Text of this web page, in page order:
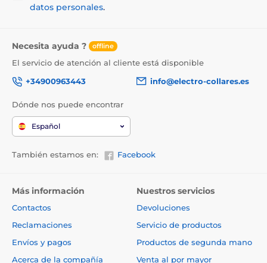
datos personales.
Necesita ayuda ? offline
El servicio de atención al cliente está disponible
+34900963443
info@electro-collares.es
Dónde nos puede encontrar
Español
También estamos en: Facebook
Más información
Contactos
Reclamaciones
Envíos y pagos
Acerca de la compañía
Nuestros servicios
Devoluciones
Servicio de productos
Productos de segunda mano
Venta al por mayor